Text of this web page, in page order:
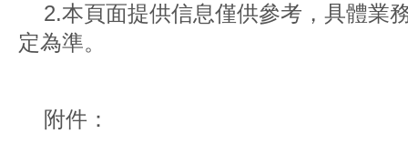
2.本頁面提供信息僅供參考，具體業
定為準。
附件：